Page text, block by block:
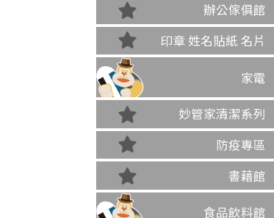
辦公傢俱館
印章 姓名貼紙 名片
家電
妙管家清潔系列
防疫專區
書藉館
食品飲料館